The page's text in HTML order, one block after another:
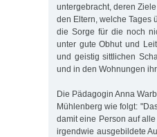
untergebracht, deren
den Eltern, welche Tages
die Sorge für die noch
unter gute Obhut und
und geistig sittlichen
und in den Wohnungen
Die Pädagogin Anna
Mühlenberg wie folgt:
damit eine Person auf
irgendwie ausgebildete